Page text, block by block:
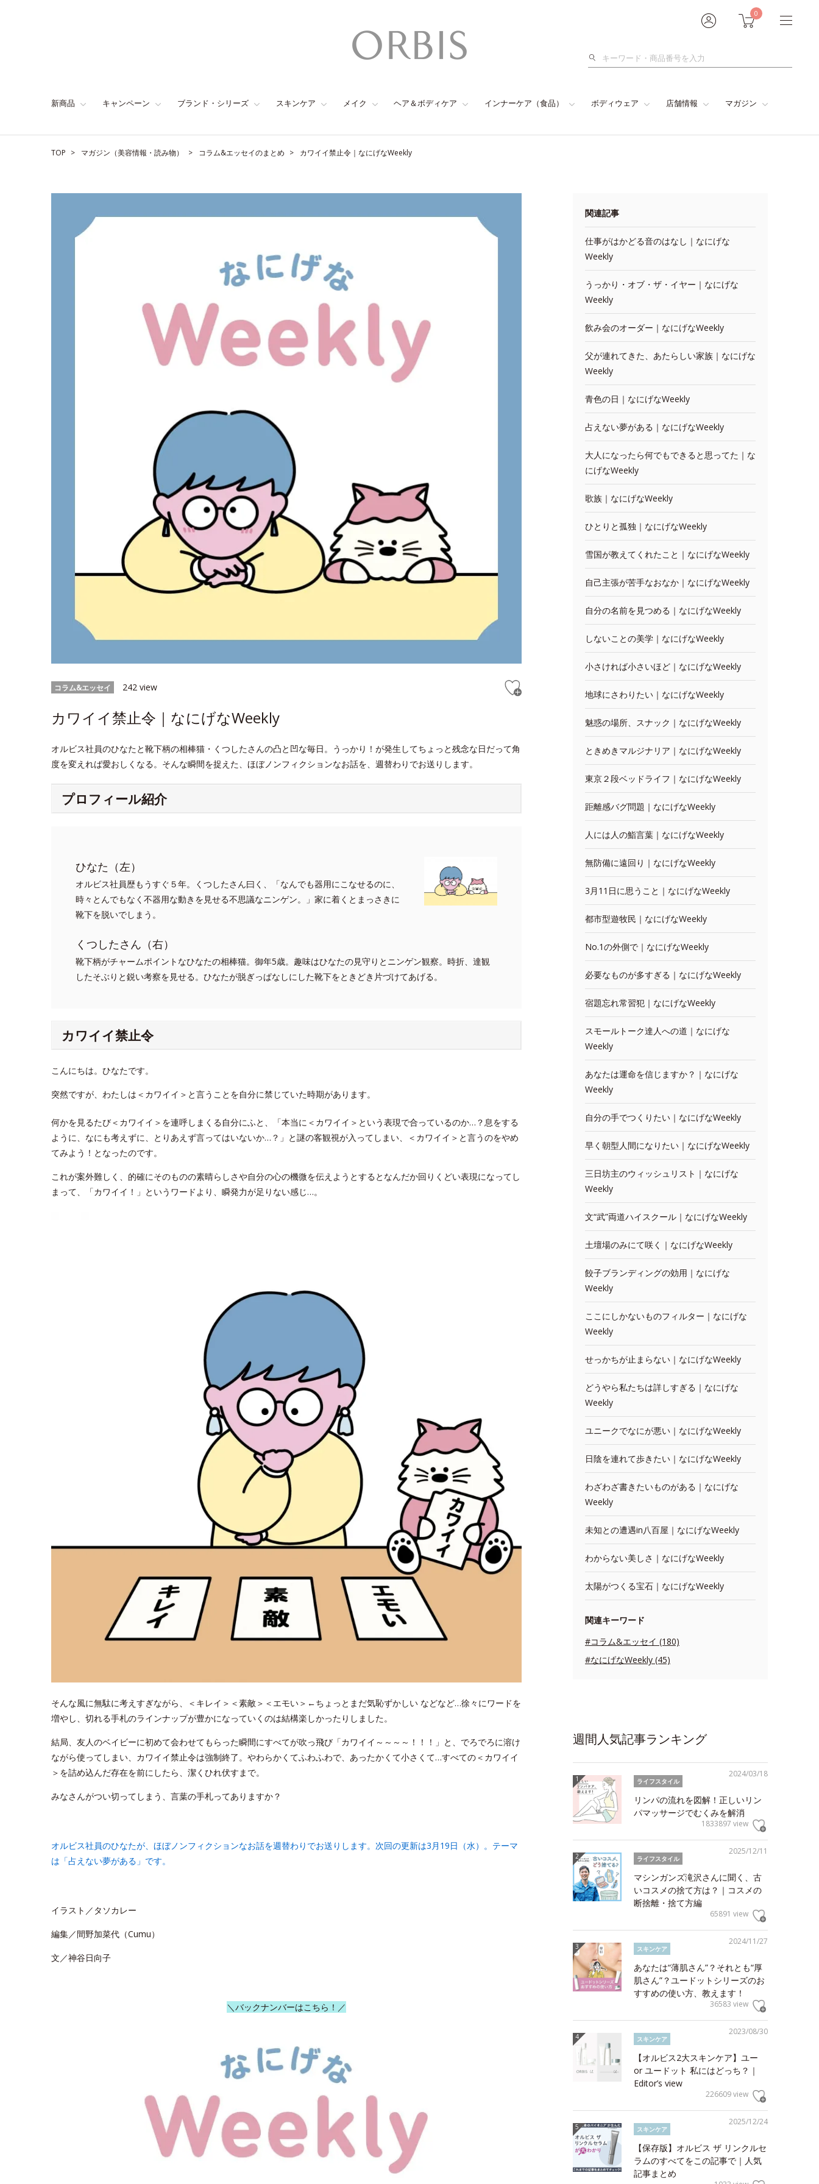
0
検
新商品 キャンペーン ブランド・シリーズ スキンケア メイク ヘア＆ボディケア インナーケア（食品） ボディウェア 店舗情報 マガジン
TOP マガジン（美容情報・読み物） コラム&エッセイのまとめ カワイイ禁止令｜なにげなWeekly
コラム&エッセイ 242 view
カワイイ禁止令｜なにげなWeekly
オルビス社員のひなたと靴下柄の相棒猫・くつしたさんの凸と凹な毎日。うっかり！が発生してちょっと残念な日だって角
度を変えれば愛おしくなる。そんな瞬間を捉えた、ほぼノンフィクションなお話を、週替わりでお送りします。
プロフィール紹介
ひなた（左）
オルビス社員歴もうすぐ５年。くつしたさん曰く、「なんでも器用にこなせるのに、
時々とんでもなく不器用な動きを見せる不思議なニンゲン。」家に着くとまっさきに
靴下を脱いでしまう。
くつしたさん（右）
靴下柄がチャームポイントなひなたの相棒猫。御年5歳。趣味はひなたの見守りとニンゲン観察。時折、達観
したそぶりと鋭い考察を見せる。ひなたが脱ぎっぱなしにした靴下をときどき片づけてあげる。
カワイイ禁止令
こんにちは。ひなたです。
突然ですが、わたしは＜カワイイ＞と言うことを自分に禁じていた時期があります。
何かを見るたび＜カワイイ＞を連呼しまくる自分にふと、「本当に＜カワイイ＞という表現で合っているのか…？息をする
ように、なにも考えずに、とりあえず言ってはいないか…？」と謎の客観視が入ってしまい、＜カワイイ＞と言うのをやめ
てみよう！となったのです。
これが案外難しく、的確にそのものの素晴らしさや自分の心の機微を伝えようとするとなんだか回りくどい表現になってし
まって、「カワイイ！」というワードより、瞬発力が足りない感じ…。
そんな風に無駄に考えすぎながら、＜キレイ＞＜素敵＞＜エモい＞←ちょっとまだ気恥ずかしい などなど…徐々にワードを
増やし、切れる手札のラインナップが豊かになっていくのは結構楽しかったりしました。
結局、友人のベイビーに初めて会わせてもらった瞬間にすべてが吹っ飛び「カワイイ～～～～！！！」と、でろでろに溶け
ながら使ってしまい、カワイイ禁止令は強制終了。やわらかくてふわふわで、あったかくて小さくて…すべての＜カワイイ
＞を詰め込んだ存在を前にしたら、潔くひれ伏すまで。
みなさんがつい切ってしまう、言葉の手札ってありますか？
オルビス社員のひなたが、ほぼノンフィクションなお話を週替わりでお送りします。次回の更新は3月19日（水）。テーマ
は「占えない夢がある」です。
イラスト／タソカレー
編集／間野加菜代（Cumu）
文／神谷日向子
＼バックナンバーはこちら！／
関連記事
仕事がはかどる音のはなし｜なにげな
Weekly
うっかり・オブ・ザ・イヤー｜なにげな
Weekly
飲み会のオーダー｜なにげなWeekly
父が連れてきた、あたらしい家族｜なにげな
Weekly
青色の日｜なにげなWeekly
占えない夢がある｜なにげなWeekly
大人になったら何でもできると思ってた｜な
にげなWeekly
歌族｜なにげなWeekly
ひとりと孤独｜なにげなWeekly
雪国が教えてくれたこと｜なにげなWeekly
自己主張が苦手なおなか｜なにげなWeekly
自分の名前を見つめる｜なにげなWeekly
しないことの美学｜なにげなWeekly
小さければ小さいほど｜なにげなWeekly
地球にさわりたい｜なにげなWeekly
魅惑の場所、スナック｜なにげなWeekly
ときめきマルジナリア｜なにげなWeekly
東京２段ベッドライフ｜なにげなWeekly
距離感バグ問題｜なにげなWeekly
人には人の鮨言葉｜なにげなWeekly
無防備に遠回り｜なにげなWeekly
3月11日に思うこと｜なにげなWeekly
都市型遊牧民｜なにげなWeekly
No.1の外側で｜なにげなWeekly
必要なものが多すぎる｜なにげなWeekly
宿題忘れ常習犯｜なにげなWeekly
スモールトーク達人への道｜なにげな
Weekly
あなたは運命を信じますか？｜なにげな
Weekly
自分の手でつくりたい｜なにげなWeekly
早く朝型人間になりたい｜なにげなWeekly
三日坊主のウィッシュリスト｜なにげな
Weekly
文“武”両道ハイスクール｜なにげなWeekly
土壇場のみにて咲く｜なにげなWeekly
餃子ブランディングの効用｜なにげな
Weekly
ここにしかないものフィルター｜なにげな
Weekly
せっかちが止まらない｜なにげなWeekly
どうやら私たちは詳しすぎる｜なにげな
Weekly
ユニークでなにが悪い｜なにげなWeekly
日陰を連れて歩きたい｜なにげなWeekly
わざわざ書きたいものがある｜なにげな
Weekly
未知との遭遇in八百屋｜なにげなWeekly
わからない美しさ｜なにげなWeekly
太陽がつくる宝石｜なにげなWeekly
関連キーワード
#コラム&エッセイ (180)
#なにげなWeekly (45)
週間人気記事ランキング
2024/03/18
ライフスタイル
リンパの流れを図解！正しいリン
パマッサージでむくみを解消
1833897 view
2025/12/11
ライフスタイル
マシンガンズ滝沢さんに聞く、古
いコスメの捨て方は？｜コスメの
断捨離・捨て方編
65891 view
2024/11/27
スキンケア
あなたは“薄肌さん”？それとも“厚
肌さん”？ユードットシリーズのお
すすめの使い方、教えます！
36583 view
2023/08/30
スキンケア
【オルビス2大スキンケア】ユー
or ユードット 私にはどっち？｜
Editor’s view
226609 view
2025/12/24
スキンケア
【保存版】オルビス ザ リンクルセ
ラムのすべてをこの記事で｜人気
記事まとめ